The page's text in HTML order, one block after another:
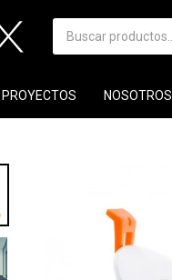
PROYECTOS NOSOTROS